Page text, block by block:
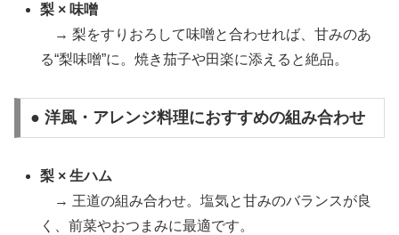
梨 × 味噌
→ 梨をすりおろして味噌と合わせれば、甘みのあ
る“梨味噌”に。焼き茄子や田楽に添えると絶品。
● 洋風・アレンジ料理におすすめの組み合わせ
梨 × 生ハム
→ 王道の組み合わせ。塩気と甘みのバランスが良
く、前菜やおつまみに最適です。